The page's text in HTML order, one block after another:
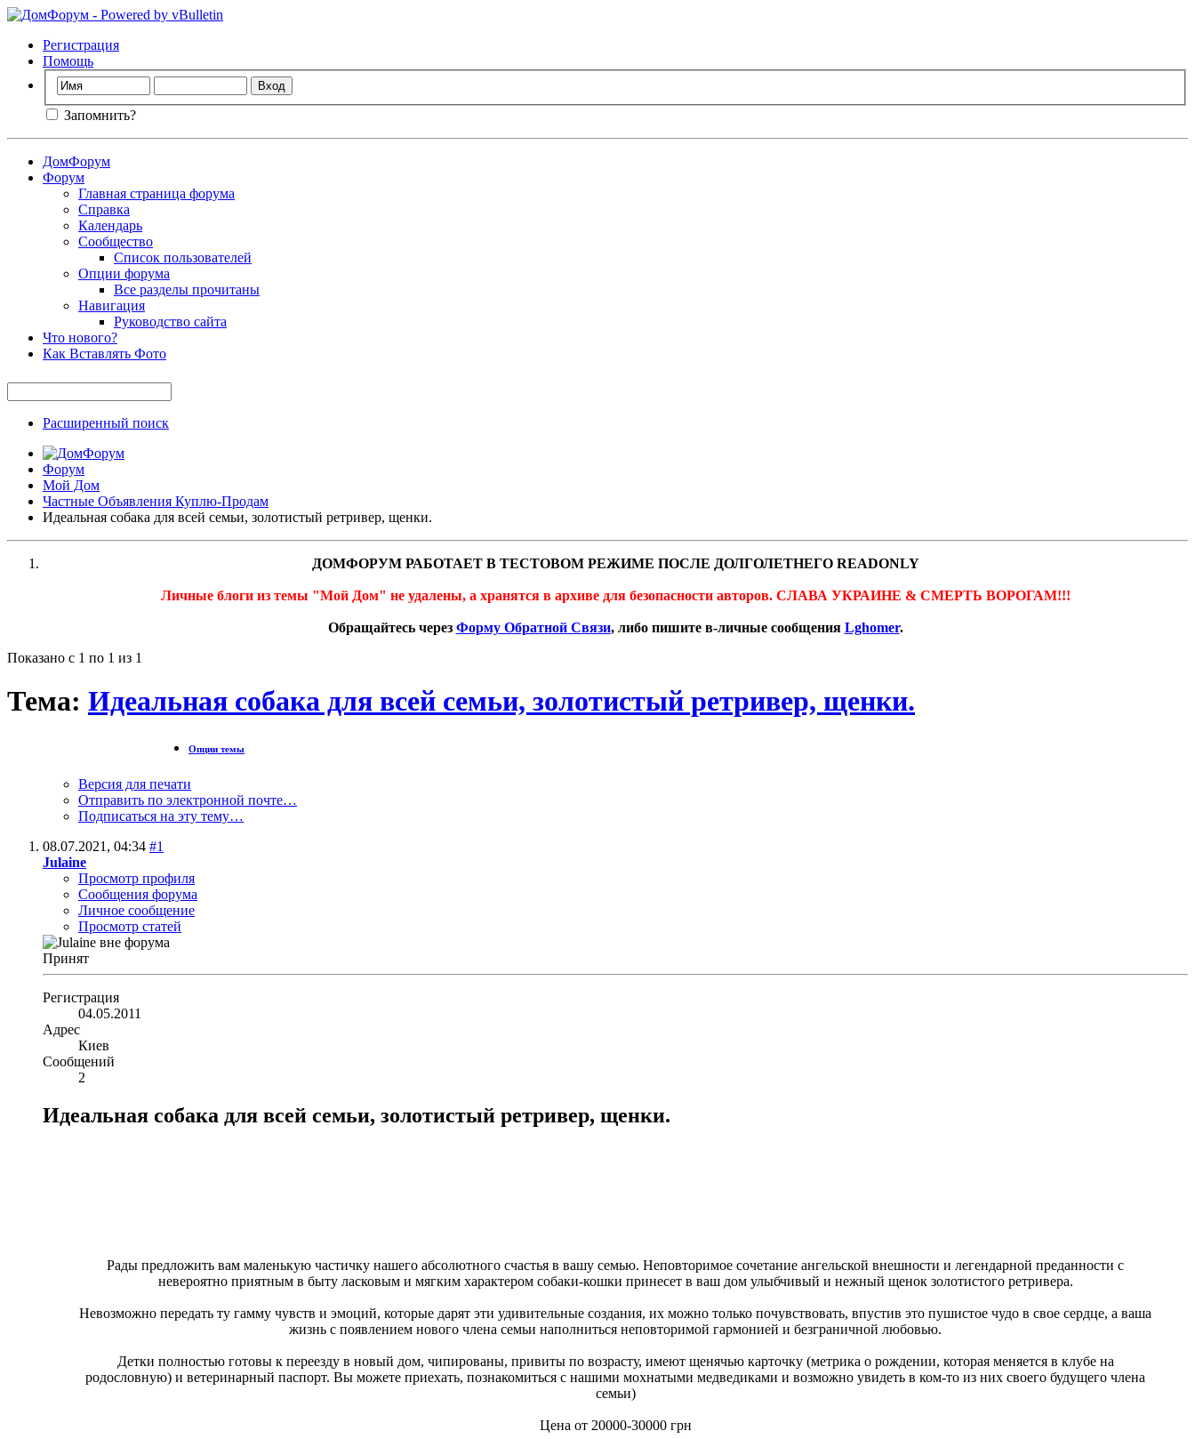
Регистрация
Помощь
Запомнить?
ДомФорум
Форум
Главная страница форума
Справка
Календарь
Сообщество
Список пользователей
Опции форума
Все разделы прочитаны
Навигация
Руководство сайта
Что нового?
Как Вставлять Фото
Расширенный поиск
Форум
Мой Дом
Частные Объявления Куплю-Продам
Идеальная собака для всей семьи, золотистый ретривер, щенки.
ДОМФОРУМ РАБОТАЕТ В ТЕСТОВОМ РЕЖИМЕ ПОСЛЕ ДОЛГОЛЕТНЕГО READONLY
Личные блоги из темы "Мой Дом" не удалены, а хранятся в архиве для безопасности авторов. СЛАВА УКРАИНЕ & СМЕРТЬ ВОРОГАМ!!!
Обращайтесь через Форму Обратной Связи, либо пишите в-личные сообщения Lghomer.
Показано с 1 по 1 из 1
Тема: Идеальная собака для всей семьи, золотистый ретривер, щенки.
Опции темы
Версия для печати
Отправить по электронной почте…
Подписаться на эту тему…
08.07.2021, 04:34 #1
Julaine
Просмотр профиля
Сообщения форума
Личное сообщение
Просмотр статей
Принят
Регистрация
04.05.2011
Адрес
Киев
Сообщений
2
Идеальная собака для всей семьи, золотистый ретривер, щенки.
Рады предложить вам маленькую частичку нашего абсолютного счастья в вашу семью. Неповторимое сочетание ангельской внешности и легендарной преданности с
невероятно приятным в быту ласковым и мягким характером собаки-кошки принесет в ваш дом улыбчивый и нежный щенок золотистого ретривера.
Невозможно передать ту гамму чувств и эмоций, которые дарят эти удивительные создания, их можно только почувствовать, впустив это пушистое чудо в свое сердце, а ваша
жизнь с появлением нового члена семьи наполниться неповторимой гармонией и безграничной любовью.
Детки полностью готовы к переезду в новый дом, чипированы, привиты по возрасту, имеют щенячью карточку (метрика о рождении, которая меняется в клубе на
родословную) и ветеринарный паспорт. Вы можете приехать, познакомиться с нашими мохнатыми медведиками и возможно увидеть в ком-то из них своего будущего члена
семьи)
Цена от 20000-30000 грн